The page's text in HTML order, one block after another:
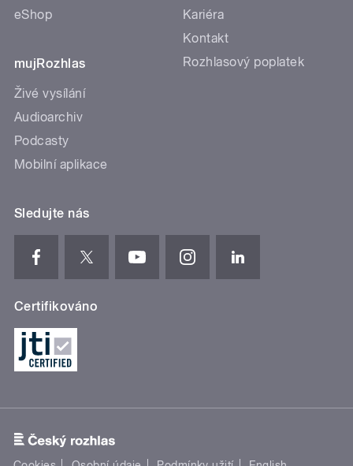
eShop
mujRozhlas
Živé vysílání
Audioarchiv
Podcasty
Mobilní aplikace
Kariéra
Kontakt
Rozhlasový poplatek
Sledujte nás
Certifikováno